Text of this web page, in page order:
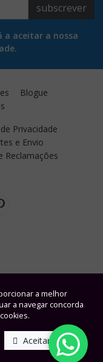
a melhor
a navegar concorda
Aceitar
subscrever
a aceitar a nossa
Blogue
Privacidade
e Envio
Reclamações
bywindbyinternet